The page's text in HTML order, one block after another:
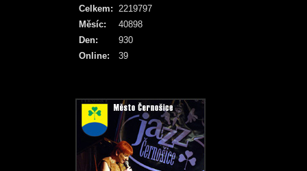
Online: 39
Celkem: 2219797
Měsíc:
40898
Den:
930